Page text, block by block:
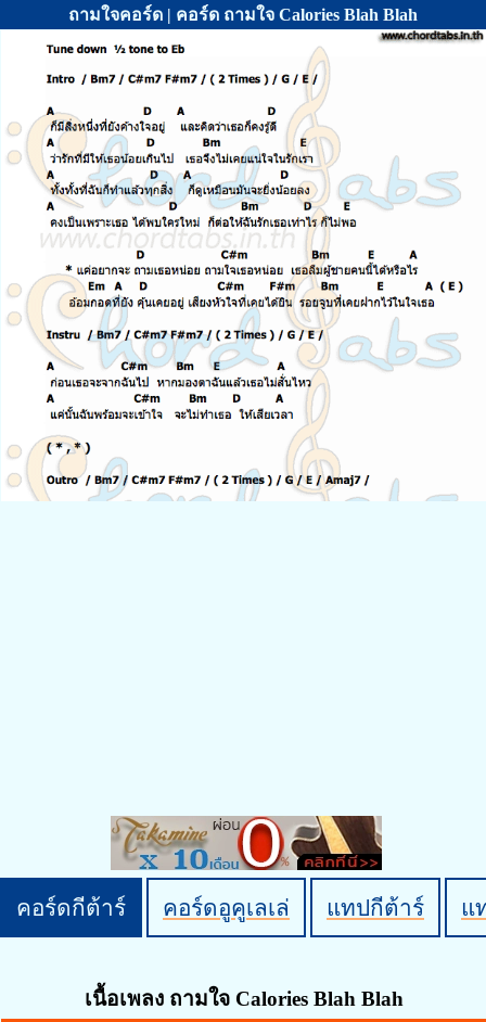
ถามใจคอร์ด | คอร์ด ถามใจ Calories Blah Blah
คอร์ดกีต้าร์ คอร์ดอูคูเลเล่ แทปกีต้าร์ แ
เนื้อเพลง ถามใจ Calories Blah Blah